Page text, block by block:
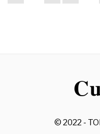
© 2022 -